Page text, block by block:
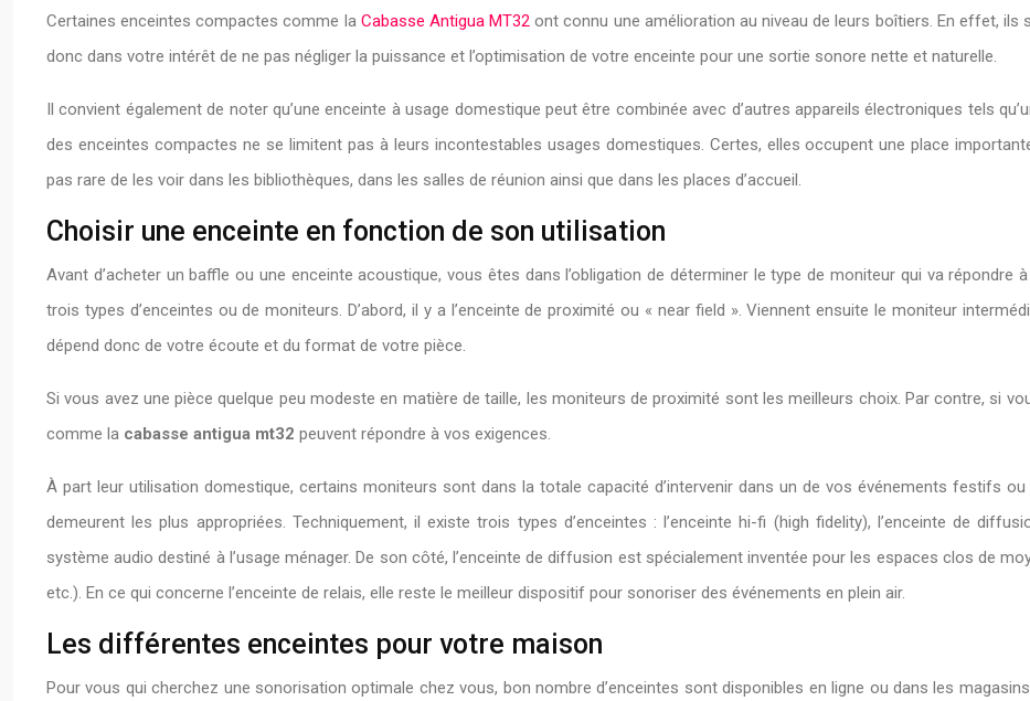
Certaines enceintes compactes comme la Cabasse Antigua MT32 ont connu une amélioration au niveau de leurs boîtiers. En effet,
donc dans votre intérêt de ne pas négliger la puissance et l’optimisation de votre enceinte pour une sortie sonore nette et naturelle.
Il convient également de noter qu’une enceinte à usage domestique peut être combinée avec d’autres appareils électroniques tels
des enceintes compactes ne se limitent pas à leurs incontestables usages domestiques. Certes, elles occupent une place
pas rare de les voir dans les bibliothèques, dans les salles de réunion ainsi que dans les places d’accueil.
Choisir une enceinte en fonction de son utilisation
Avant d’acheter un baffle ou une enceinte acoustique, vous êtes dans l’obligation de déterminer le type de moniteur qui va
trois types d’enceintes ou de moniteurs. D’abord, il y a l’enceinte de proximité ou « near field ». Viennent ensuite le moniteur
dépend donc de votre écoute et du format de votre pièce.
Si vous avez une pièce quelque peu modeste en matière de taille, les moniteurs de proximité sont les meilleurs choix. Par contre, si
comme la cabasse antigua mt32 peuvent répondre à vos exigences.
À part leur utilisation domestique, certains moniteurs sont dans la totale capacité d’intervenir dans un de vos événements festifs
demeurent les plus appropriées. Techniquement, il existe trois types d’enceintes : l’enceinte hi-fi (high fidelity), l’enceinte de
système audio destiné à l’usage ménager. De son côté, l’enceinte de diffusion est spécialement inventée pour les espaces clos de
etc.). En ce qui concerne l’enceinte de relais, elle reste le meilleur dispositif pour sonoriser des événements en plein air.
Les différentes enceintes pour votre maison
Pour vous qui cherchez une sonorisation optimale chez vous, bon nombre d’enceintes sont disponibles en ligne ou dans les